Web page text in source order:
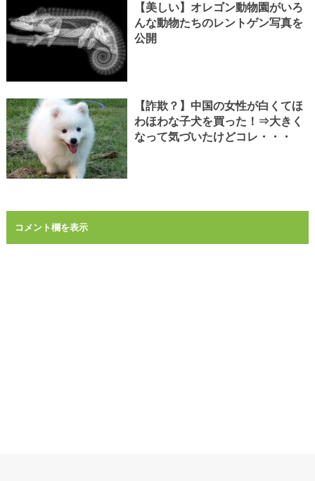
【美しい】オレゴン動物園がいろ
んな動物たちのレントゲン写真を
公開
【詐欺？】中国の女性が白くてほ
わほわな子犬を買った！⇒大きく
なって気づいたけどコレ・・・
コメント欄を表示